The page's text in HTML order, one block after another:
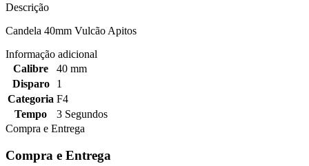
Descrição
Candela 40mm Vulcão Apitos
Informação adicional
Calibre
40 mm
Disparo
1
Categoria F4
Tempo
3 Segundos
Compra e Entrega
Compra e Entrega